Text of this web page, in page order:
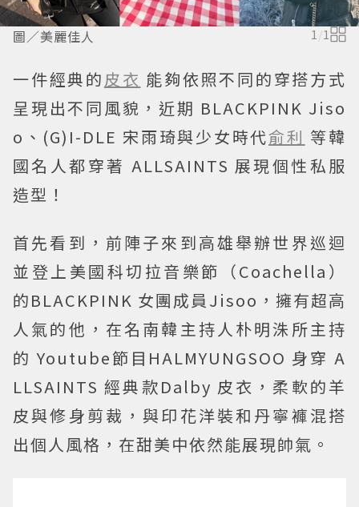
圖／美麗佳人 1 /1
一件經典的皮衣 能夠依照不同的穿搭方式
呈現出不同風貌，近期 BLACKPINK Jiso
o、(G)I-DLE 宋雨琦與少女時代俞利 等韓
國名人都穿著 ALLSAINTS 展現個性私服
造型！
首先看到，前陣子來到高雄舉辦世界巡迴
並登上美國科切拉音樂節（Coachella）
的BLACKPINK 女團成員Jisoo，擁有超高
人氣的他，在名南韓主持人朴明洙所主持
的 Youtube節目HALMYUNGSOO 身穿 A
LLSAINTS 經典款Dalby 皮衣，柔軟的羊
皮與修身剪裁，與印花洋裝和丹寧褲混搭
出個人風格，在甜美中依然能展現帥氣。